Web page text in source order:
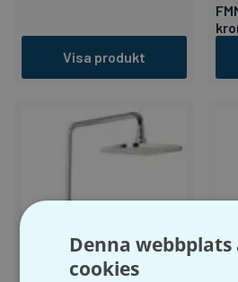
Visa produkt
Denna
cookies